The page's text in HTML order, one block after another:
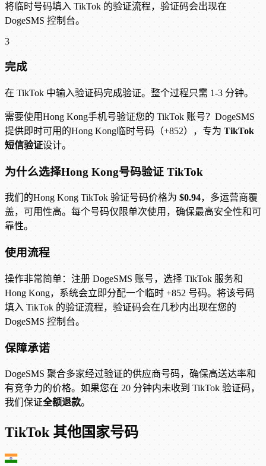
将临时号码填入 TikTok 的验证流程，验证码会出现在
DogeSMS 控制台。
3
完成
在 TikTok 中输入验证码完成验证。整个过程只需 1-3 分钟。
需要使用Hong Kong手机号验证您的 TikTok 账号？DogeSMS
提供即时可用的Hong Kong临时号码（+852），专为 TikTok
短信验证设计。
为什么选择Hong Kong号码验证 TikTok
我们的Hong Kong TikTok 验证号码价格为 $0.94，多运营商覆
盖，可用性高。每个号码仅限单次使用，确保最高安全性和可
靠性。
使用流程
操作非常简单：注册 DogeSMS 账号，选择 TikTok 服务和
Hong Kong，系统会立即分配一个临时 +852 号码。将该号码
填入 TikTok 的验证流程，验证码会在几秒内出现在您的
DogeSMS 控制台。
保障承诺
DogeSMS 聚合多家经过验证的供应商号码，确保高送达率和
有竞争力的价格。如果您在 20 分钟内未收到 TikTok 验证码，
我们保证全额退款。
TikTok 其他国家号码